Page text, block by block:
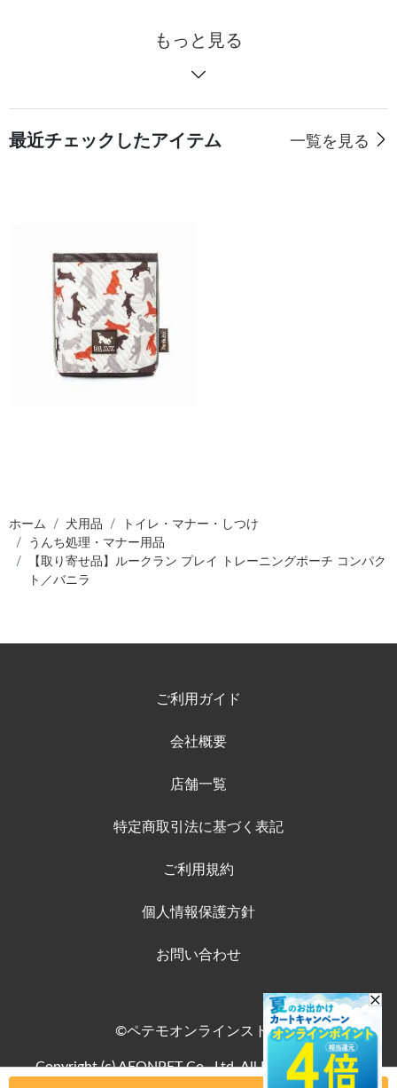
もっと見る
最近チェックしたアイテム 一覧を見る
ホーム 犬用品
トイレ・マナー・しつけ
うんち処理・マナー用品
【取り寄せ品】ルークラン プレイ トレーニングポーチ コンパク
ト／バニラ
ご利用ガイド
会社概要
店舗一覧
特定商取引法に基づく表記
ご利用規約
個人情報保護方針
お問い合わせ
©ペテモオンラインストア
Copyright (c) AEONPET Co., Ltd. All Rights Reserved.